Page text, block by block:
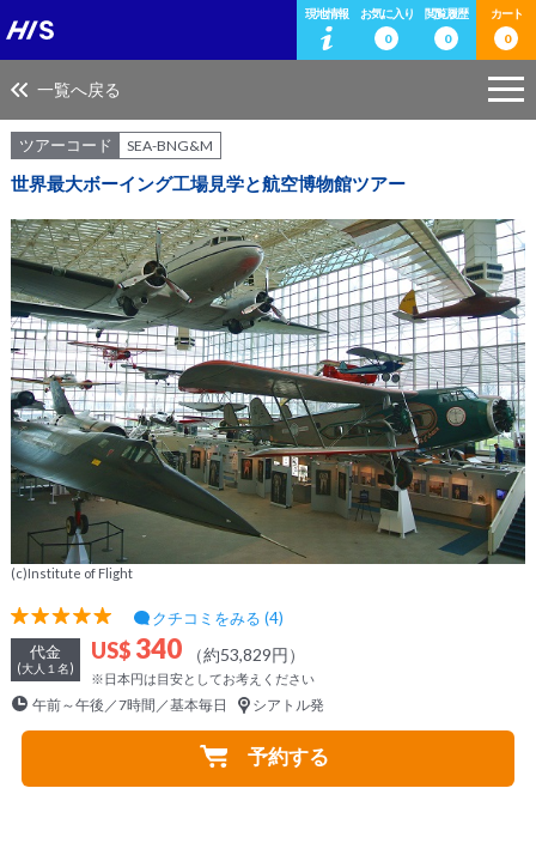
現地情報
お気に入り
0
閲覧履歴
0
カート
0
一覧へ戻る
ツアーコード SEA-BNG&M
世界最大ボーイング工場見学と航空博物館ツアー
(c)Institute of Flight
クチコミをみる (4)
代金
(大人１名)
US$ 340 （約53,829円）
※日本円は目安としてお考えください
午前～午後／7時間／基本毎日 シアトル発
予約する